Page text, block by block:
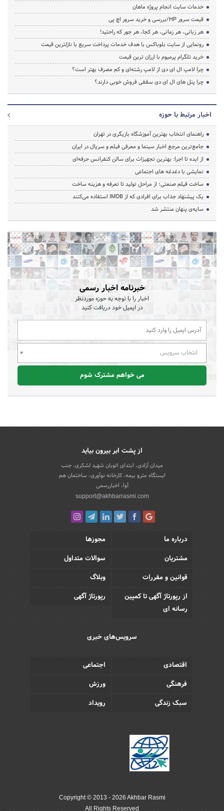
خدمات سایت انجام پروژه ماهان
قیمت سرور HP/بررسی و خرید سرور اچ پی
هر زبانی، هر زمانی، هر کجا، هر جور که راحتید!
رونمایی از سایت بلوباکس با هدف خدمات پرداخت سریع با نازلترین قیمت
خرید تلگرام پرمیوم با ارزان ترین قیمت
چرا لامپ ال ای دی از لامپ رشته‌ای و کم مصرف بهتر است؟
چرا پنل های ال ای دی سقفی فروش خوبی دارند؟
اخبار مرتبط با حوزه
راهنمای انتخاب بهترین آموزشگاه بازیگری در تهران
جامع‌ترین مرجع اخبار سینما و معرفی فیلم و سریال در ایران
از ایده تا اجرا: بهترین تجهیزات برای سالن کنفرانس حرفه‌ای
نمایشی با دغدغه های اجتماعی
ساخت فیلم صنعتی؛ از مراحل تولید تا تعرفه و هزینه ساخت
یک پیشنهاد جذاب برای افرادی که از IMDB استفاده می‌کنند
سایه‌ی پنهان منتشر شد
خبرنامه اخبار رسمی
اخبار را با توجه به حوزه موردنظر
در ایمیل خود دریافت کنید
انتخاب سرویس
می خواهم مشترک شوم
از پشت ابر بیرون بیاید
میدان آزادی، ابتدای اتوبان شهید لشکری، جنب
ایستگاه مترو بیمه، کارخانه نوآوری، ساختمان هم
آوا، اخباررسمی
support@akhbarrasmi.com
درباره ما
مجوزها
مشتریان
سوالات متداول
قوانین و مقررات
وبلاگ
از رپورتاژ آگهی تا کمپین
رسانه ای
رپورتاژ آگهی
سرویس‌های خبری
اقتصادی
اجتماعی
فرهنگی
ورزش
سبک زندگی
رویداد
Copyright © 2013 - 2026 Akhbar Rasmi
All Rights Reserved